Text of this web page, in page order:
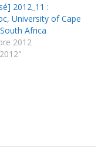
2012_11 :
University of Cape
Africa
2012